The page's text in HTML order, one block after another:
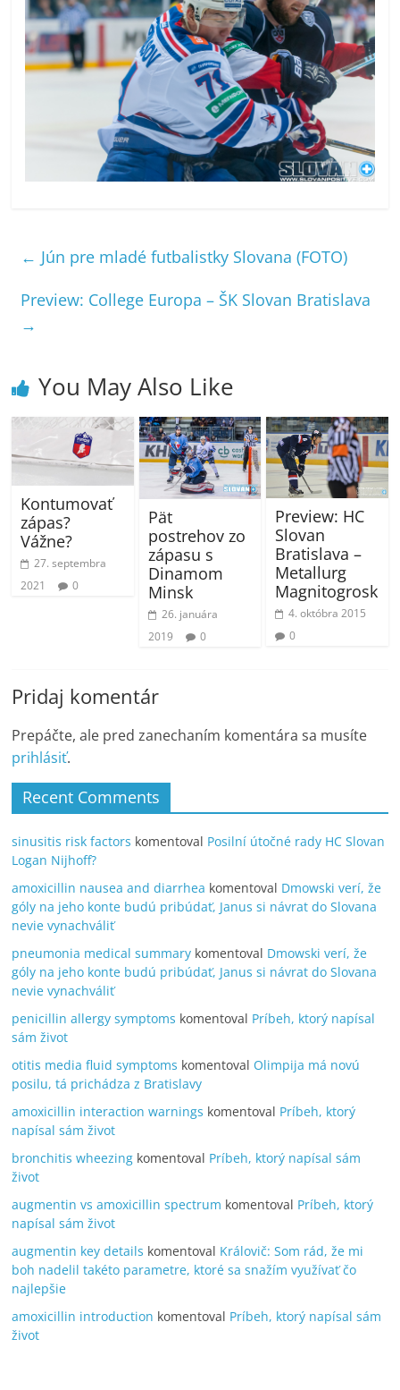
← Jún pre mladé futbalistky Slovana (FOTO)
Preview: College Europa – ŠK Slovan Bratislava
→
You May Also Like
Kontumovať
zápas?
Vážne?
27. septembra
2021
0
Pät
postrehov zo
zápasu s
Dinamom
Minsk
26. januára
2019
0
Preview: HC
Slovan
Bratislava –
Metallurg
Magnitogrosk
4. októbra 2015
0
Pridaj komentár
Prepáčte, ale pred zanechaním komentára sa musíte
prihlásiť.
Recent Comments
sinusitis risk factors komentoval Posilní útočné rady HC Slovan
Logan Nijhoff?
amoxicillin nausea and diarrhea komentoval Dmowski verí, že
góly na jeho konte budú pribúdať, Janus si návrat do Slovana
nevie vynachváliť
pneumonia medical summary komentoval Dmowski verí, že
góly na jeho konte budú pribúdať, Janus si návrat do Slovana
nevie vynachváliť
penicillin allergy symptoms komentoval Príbeh, ktorý napísal
sám život
otitis media fluid symptoms komentoval Olimpija má novú
posilu, tá prichádza z Bratislavy
amoxicillin interaction warnings komentoval Príbeh, ktorý
napísal sám život
bronchitis wheezing komentoval Príbeh, ktorý napísal sám
život
augmentin vs amoxicillin spectrum komentoval Príbeh, ktorý
napísal sám život
augmentin key details komentoval Královič: Som rád, že mi
boh nadelil takéto parametre, ktoré sa snažím využívať čo
najlepšie
amoxicillin introduction komentoval Príbeh, ktorý napísal sám
život